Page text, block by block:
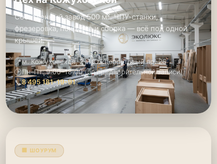
Собственный завод 500 м². ЧПУ-станки,
фрезеровка, покраска и сборка — всё под одной
крышей.
📍м. Кожуховская, 2-й Южнопортовый пр. 26
🕑Пн–Пт: 9:00–18:00 (по предварительной записи)
📞8 495 181-19-91
🏢 ШОУРУМ